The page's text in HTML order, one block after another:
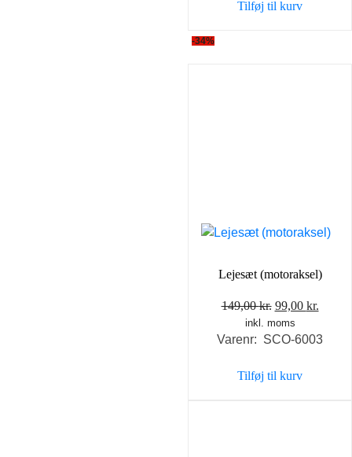
Tilføj til kurv
-34%
Lejesæt (motoraksel)
149,00kr. Den
oprindelige
pris
149,00 kr..
99,00 kr.
pris
inkl. moms
Varenr: SCO-6003
Tilføj til kurv